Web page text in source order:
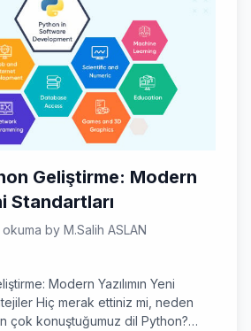
Geliştirme: Modern
Standartları
okuma by M.Salih ASLAN
Modern Yazılımın Yeni
Hiç merak ettiniz mi, neden
çok konuştuğumuz dil Python?